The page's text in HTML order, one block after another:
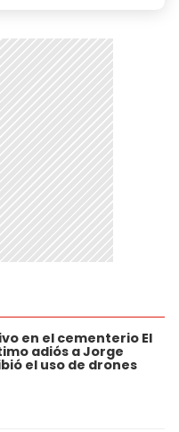
en el cementerio El
adiós a Jorge
el uso de drones